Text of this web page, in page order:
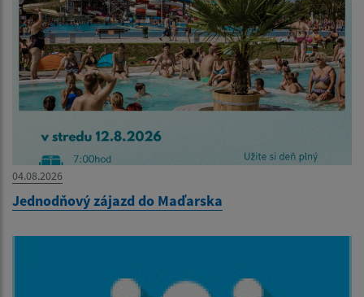
04.08.2026
Jednodňový zájazd do Maďarska